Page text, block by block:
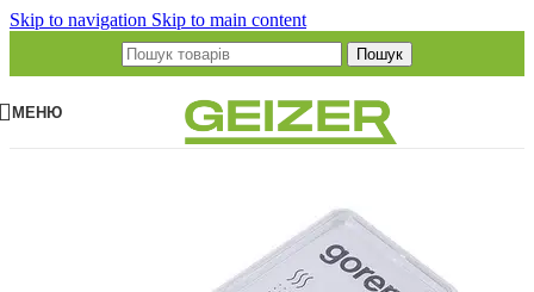
Skip to navigation Skip to main content
Пошук
МЕНЮ